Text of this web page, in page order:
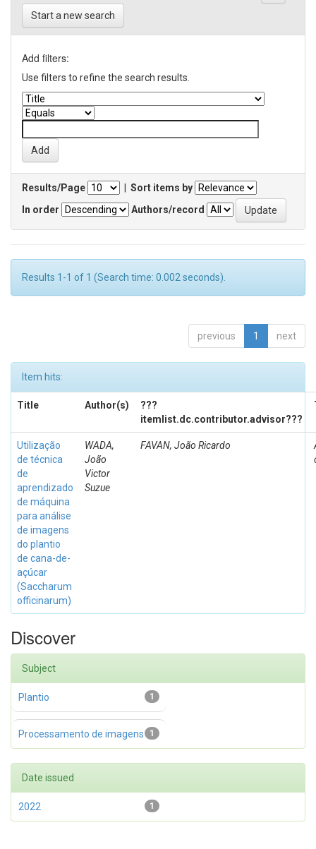
Start a new search
Add filters:
Use filters to refine the search results.
Results/Page
Sort items by
In order
Authors/record
Results 1-1 of 1 (Search time: 0.002 seconds).
previous 1 next
Item hits:
Title Author(s)
???
itemlist.dc.contributor.advisor???
Utilização
de técnica
de
aprendizado
de máquina
para análise
de imagens
do plantio
de cana-de-
açúcar
(Saccharum
officinarum)
WADA,
João
Victor
Suzue
FAVAN, João Ricardo
Discover
Subject
1
Plantio
1
Processamento de imagens
Date issued
1
2022